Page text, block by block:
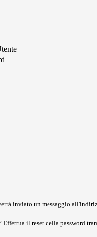
inviato un messaggio
Effettua il reset della password